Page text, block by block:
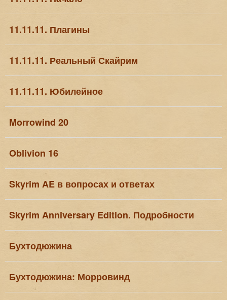
11.11.11. Плагины
11.11.11. Реальный Скайрим
11.11.11. Юбилейное
Morrowind 20
Oblivion 16
Skyrim AE в вопросах и ответах
Skyrim Anniversary Edition. Подробности
Бухтодюжина
Бухтодюжина: Морровинд